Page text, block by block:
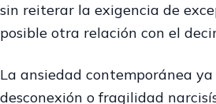
sin reiterar la exigencia de
posible otra relación con el
La ansiedad contemporánea
desconexión o fragilidad